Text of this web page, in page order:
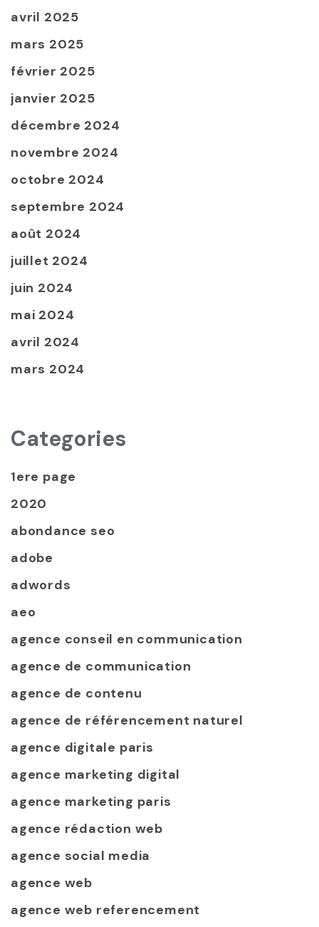
avril 2025
mars 2025
février 2025
janvier 2025
décembre 2024
novembre 2024
octobre 2024
septembre 2024
août 2024
juillet 2024
juin 2024
mai 2024
avril 2024
mars 2024
Categories
1ere page
2020
abondance seo
adobe
adwords
aeo
agence conseil en communication
agence de communication
agence de contenu
agence de référencement naturel
agence digitale paris
agence marketing digital
agence marketing paris
agence rédaction web
agence social media
agence web
agence web referencement